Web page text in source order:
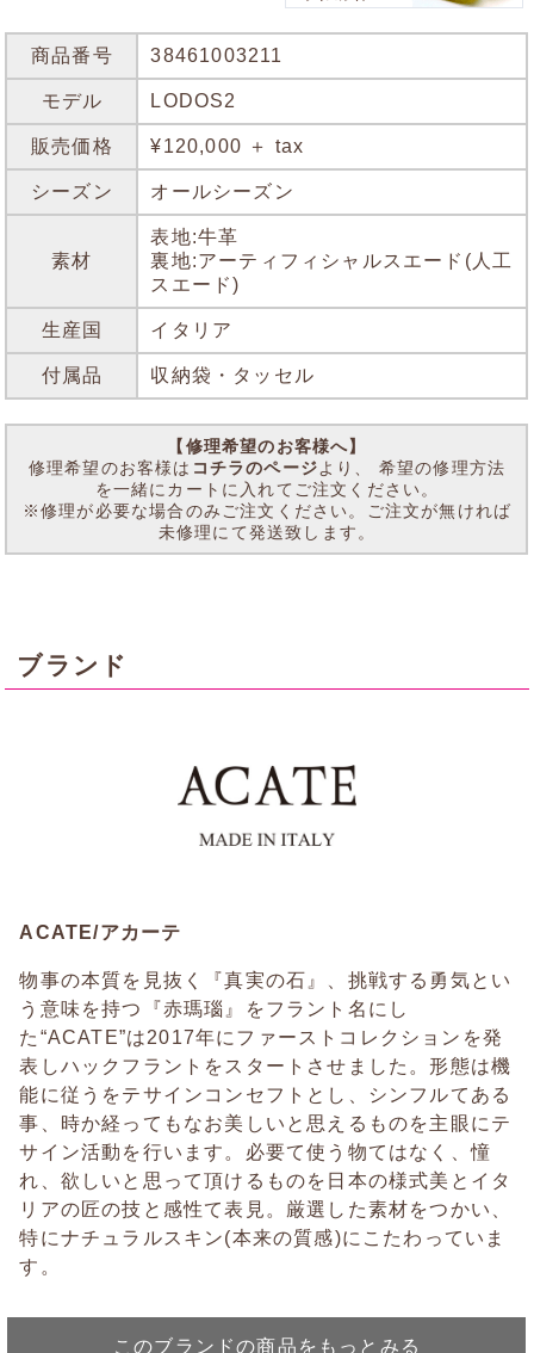
商品番号 38461003211
モデル LODOS2
販売価格 ¥120,000 ＋ tax
シーズン オールシーズン
素材
表地:牛革
裏地:アーティフィシャルスエード(人工
スエード)
生産国 イタリア
付属品 収納袋・タッセル
【修理希望のお客様へ】
修理希望のお客様は コチラのページより、 希望の修理方法
を一緒にカートに入れてご注文ください。
※修理が必要な場合のみご注文ください。ご注文が無ければ
未修理にて発送致します。
ブランド
ACATE/アカーテ
物事の本質を見抜く『真実の石』、挑戦する勇気とい
う意味を持つ『赤瑪瑙』をフラント名にし
た“ACATE”は2017年にファーストコレクションを発
表しハックフラントをスタートさせました。形態は機
能に従うをテサインコンセフトとし、シンフルてある
事、時か経ってもなお美しいと思えるものを主眼にテ
サイン活動を行います。必要て使う物てはなく、憧
れ、欲しいと思って頂けるものを日本の様式美とイタ
リアの匠の技と感性て表見。厳選した素材をつかい、
特にナチュラルスキン(本来の質感)にこたわっていま
す。
このブランドの商品をもっとみる